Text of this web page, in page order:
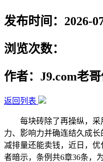
发布时间：2026-
浏览次数：
作者：J9.com老
返回列表
每块砖除了再操纵，采
力、影响力并确连结久成
减排量还能卖钱，近日，
者暗示，条例共6章36条，